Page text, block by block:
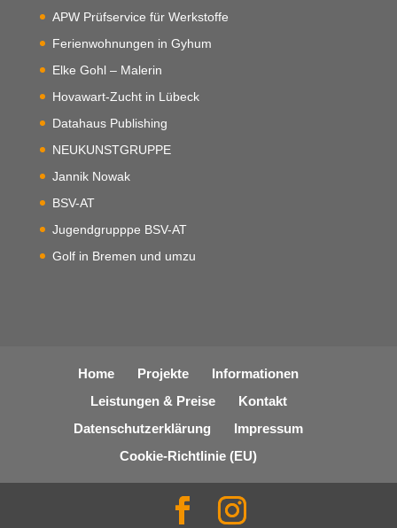
APW Prüfservice für Werkstoffe
Ferienwohnungen in Gyhum
Elke Gohl – Malerin
Hovawart-Zucht in Lübeck
Datahaus Publishing
NEUKUNSTGRUPPE
Jannik Nowak
BSV-AT
Jugendgrupppe BSV-AT
Golf in Bremen und umzu
Home Projekte
Informationen
Leistungen & Preise
Kontakt
Datenschutzerklärung
Impressum
Cookie-Richtlinie (EU)